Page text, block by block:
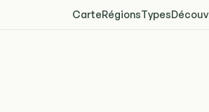
CarteRégionsTypes